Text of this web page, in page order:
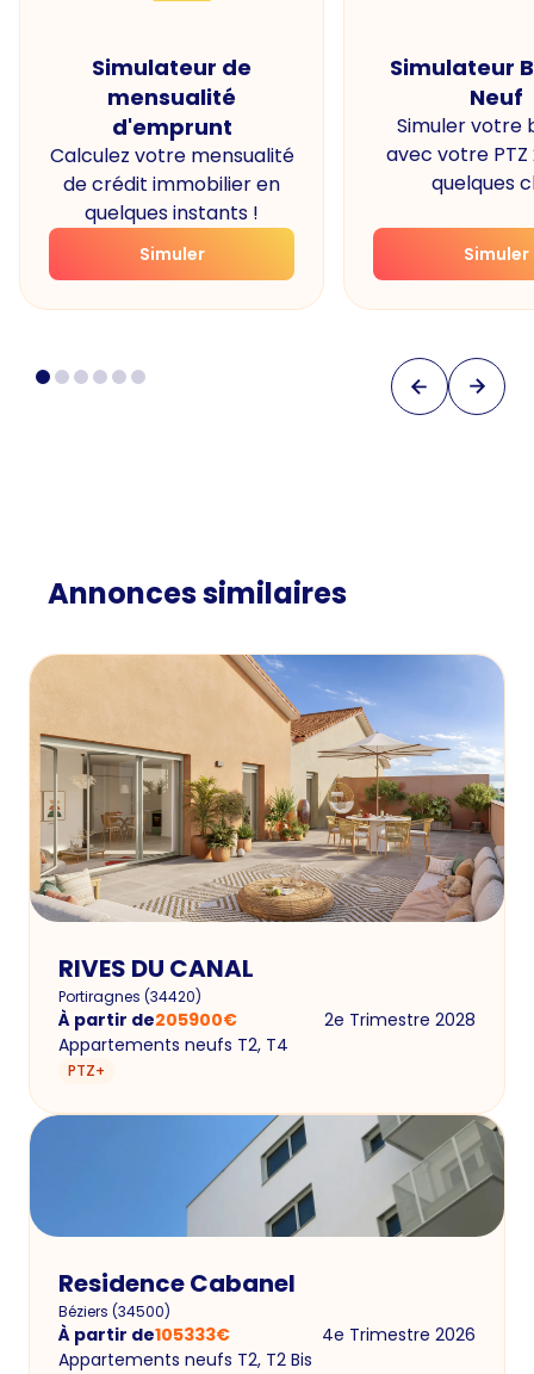
Simulateur de
mensualité
d'emprunt
Calculez votre mensualité
de crédit immobilier en
quelques instants !
Simuler
Simulateur
Neuf
Simuler votre
avec votre PTZ
quelques
Simuler
Annonces similaires
RIVES DU CANAL
Portiragnes (34420)
À partir de205900€
2e Trimestre 2028
Appartements neufs T2, T4
PTZ+
Residence Cabanel
Béziers (34500)
À partir de105333€
4e Trimestre 2026
Appartements neufs T2, T2 Bis